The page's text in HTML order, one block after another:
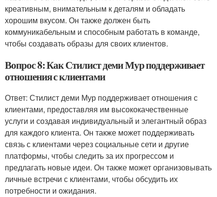
креативным, внимательным к деталям и обладать
хорошим вкусом. Он также должен быть
коммуникабельным и способным работать в команде,
чтобы создавать образы для своих клиентов.
Вопрос 8: Как Стилист деми Мур поддерживает
отношения с клиентами
Ответ: Стилист деми Мур поддерживает отношения с
клиентами, предоставляя им высококачественные
услуги и создавая индивидуальный и элегантный образ
для каждого клиента. Он также может поддерживать
связь с клиентами через социальные сети и другие
платформы, чтобы следить за их прогрессом и
предлагать новые идеи. Он также может организовывать
личные встречи с клиентами, чтобы обсудить их
потребности и ожидания.